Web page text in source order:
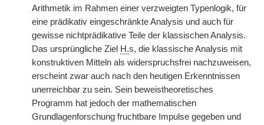
Arithmetik im Rahmen einer verzweigten Typenlogik, für
eine prädikativ eingeschränkte Analysis und auch für
gewisse nichtprädikative Teile der klassischen Analysis.
Das ursprüngliche Ziel H.s, die klassische Analysis mit
konstruktiven Mitteln als widerspruchsfrei nachzuweisen,
erscheint zwar auch nach den heutigen Erkenntnissen
unerreichbar zu sein. Sein beweistheoretisches
Programm hat jedoch der mathematischen
Grundlagenforschung fruchtbare Impulse gegeben und